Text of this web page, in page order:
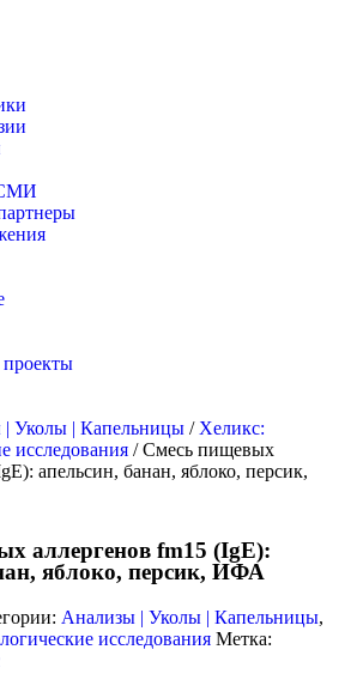
| Уколы | Капельницы / Хеликс:
исследования / Смесь пищевых
апельсин, банан, яблоко, персик,
аллергенов fm15 (IgE):
яблоко, персик, ИФА
Анализы | Уколы | Капельницы,
исследования Метка: